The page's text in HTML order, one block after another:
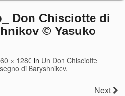
Don Chisciotte di
© Yasuko
× 1280 in Un Don Chisciotte
di Baryshnikov.
Next